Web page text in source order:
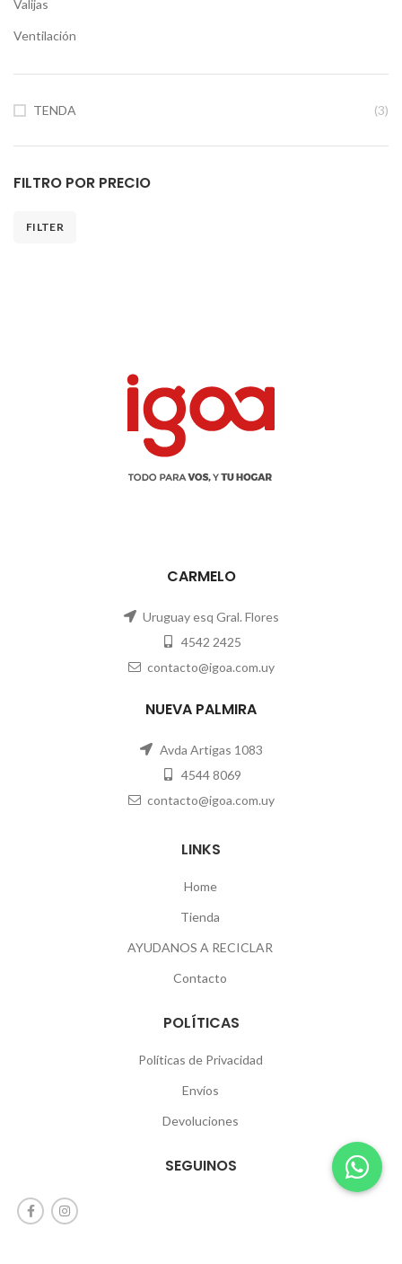
Valijas
Ventilación
TENDA (3)
FILTRO POR PRECIO
FILTER
CARMELO
Uruguay esq Gral. Flores
4542 2425
contacto@igoa.com.uy
NUEVA PALMIRA
Avda Artigas 1083
4544 8069
contacto@igoa.com.uy
LINKS
Home
Tienda
AYUDANOS A RECICLAR
Contacto
POLÍTICAS
Políticas de Privacidad
Envíos
Devoluciones
SEGUINOS